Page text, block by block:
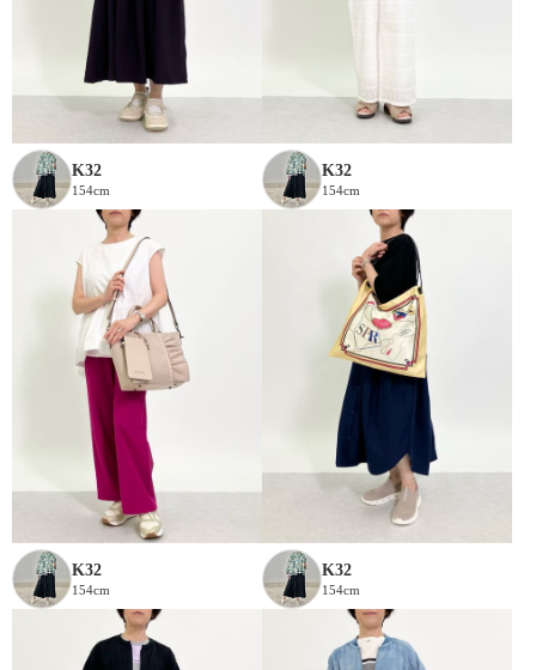
K32
154cm
K32
154cm
K32
154cm
K32
154cm